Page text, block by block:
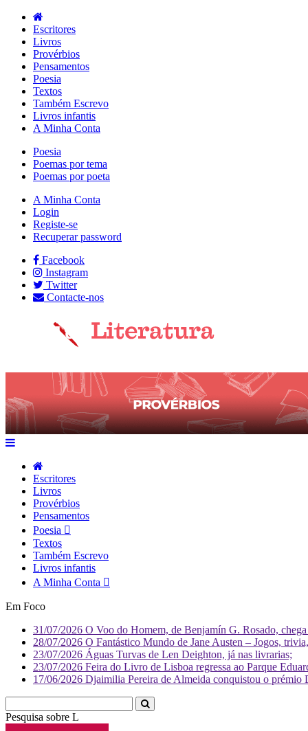
Escritores
Livros
Provérbios
Pensamentos
Poesia
Textos
Também Escrevo
Livros infantis
A Minha Conta
Poesia
Poemas por tema
Poemas por poeta
A Minha Conta
Login
Registe-se
Recuperar password
Facebook
Instagram
Twitter
Contacte-nos
Escritores
Livros
Provérbios
Pensamentos
Poesia
Textos
Também Escrevo
Livros infantis
A Minha Conta
Em Foco
31/07/2026 O Voo do Homem, de Benjamín G. Rosado,
28/07/2026 O Fantástico Mundo de Jane Austen – Jogos,
23/07/2026 Águas Turvas de Len Deighton, já nas livrarias;
23/07/2026 Feira do Livro de Lisboa regressa ao Parque
17/06/2026 Djaimilia Pereira de Almeida conquistou o
Pesquisa sobre Literatura